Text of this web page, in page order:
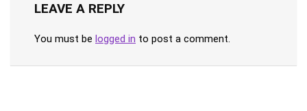
LEAVE A REPLY
You must be logged in to post a comment.